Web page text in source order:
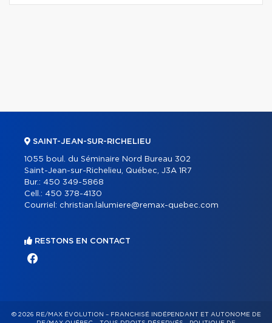
SAINT-JEAN-SUR-RICHELIEU
1055 boul. du Séminaire Nord Bureau 302
Saint-Jean-sur-Richelieu, Québec, J3A 1R7
Bur.: 450 349-5868
Cell.: 450 378-4130
Courriel: christian.lalumiere@remax-quebec.com
RESTONS EN CONTACT
© 2026 RE/MAX ÉVOLUTION – FRANCHISÉ INDÉPENDANT ET AUTONOME DE